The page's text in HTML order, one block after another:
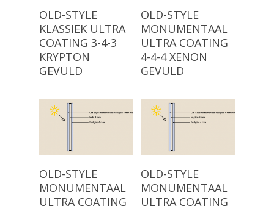
Read More
OLD-STYLE
KLASSIEK ULTRA
COATING 3-4-3
KRYPTON
GEVULD
Read More
OLD-STYLE
MONUMENTAAL
ULTRA COATING
4-4-4 XENON
GEVULD
OLD-STYLE
MONUMENTAAL
ULTRA COATING
OLD-STYLE
MONUMENTAAL
ULTRA COATING